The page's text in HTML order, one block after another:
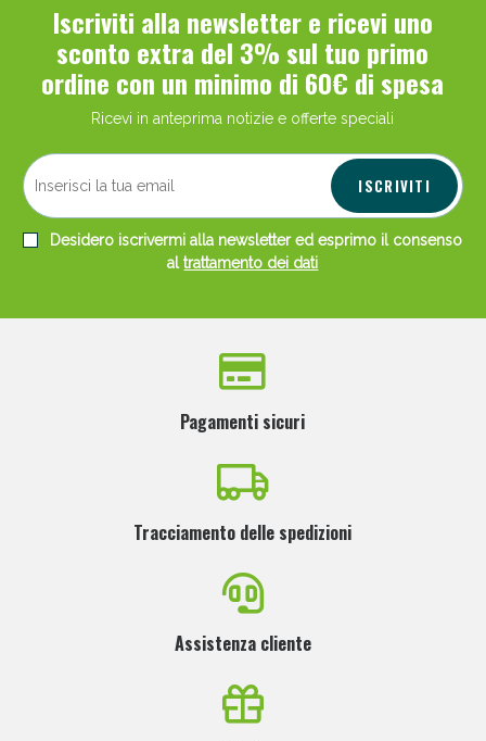
Iscriviti alla newsletter e ricevi uno
sconto extra del 3% sul tuo primo
ordine con un minimo di 60€ di spesa
Ricevi in anteprima notizie e offerte speciali
ISCRIVITI
Desidero iscrivermi alla newsletter ed esprimo il consenso
altrattamento dei dati
Pagamenti sicuri
Tracciamento delle spedizioni
Assistenza cliente